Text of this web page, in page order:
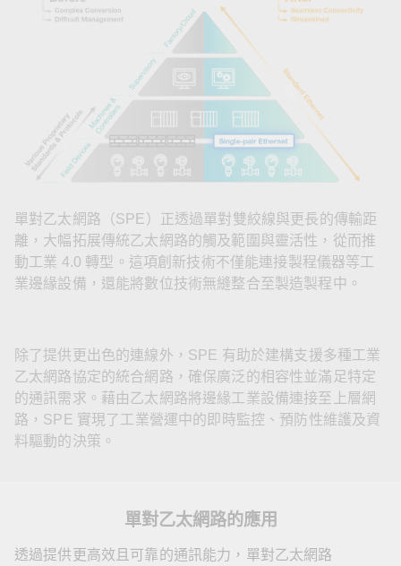
單對乙太網路（SPE）正透過單對雙絞線與更長的傳輸距
離，大幅拓展傳統乙太網路的觸及範圍與靈活性，從而推
動工業 4.0 轉型。這項創新技術不僅能連接製程儀器等工
業邊緣設備，還能將數位技術無縫整合至製造製程中。
除了提供更出色的連線外，SPE 有助於建構支援多種工業
乙太網路協定的統合網路，確保廣泛的相容性並滿足特定
的通訊需求。藉由乙太網路將邊緣工業設備連接至上層網
路，SPE 實現了工業營運中的即時監控、預防性維護及資
料驅動的決策。
單對乙太網路的應用
透過提供更高效且可靠的通訊能力，單對乙太網路